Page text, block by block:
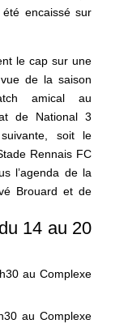
encaissé sur
le cap sur une
de la saison
amical au
de National 3
soit le
Rennais FC
l’agenda de la
Brouard et de
14 au 20
au Complexe
au Complexe